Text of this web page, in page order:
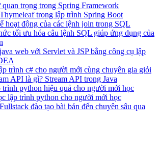
quan trọng trong Spring Framework
trong lập trình Spring Boot
hoạt động của các lệnh join trong SQL
tối ưu hóa câu lệnh SQL giúp ứng dụng của
web với Servlet và JSP bằng công cụ lập
trình c# cho người mới cùng chuyên gia giỏi
API là gì? Stream API trong Java
python hiệu quả cho người mới học
lập trình python cho người mới học
đào tạo bài bản đến chuyên sâu qua